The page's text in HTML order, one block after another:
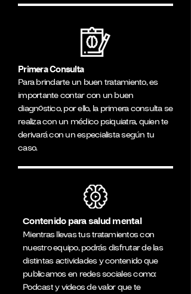
Primera Consulta
Para brindarte un buen tratamiento, es
importante contar con un buen
diagnóstico, por ello, la primera consulta se
realiza con un médico psiquiatra, quien te
derivará con un especialista según tu
caso.
Contenido para salud mental
Mientras llevas tus tratamientos con
nuestro equipo, podrás disfrutar de las
distintas actividades y contenido que
publicamos en redes sociales como:
Podcast y videos de valor que te